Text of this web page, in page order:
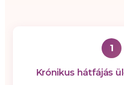
1
Krónikus hátfájás